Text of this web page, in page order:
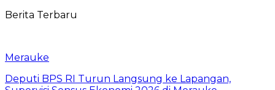
Berita Terbaru
Merauke
Deputi BPS RI Turun Langsung ke Lapangan,